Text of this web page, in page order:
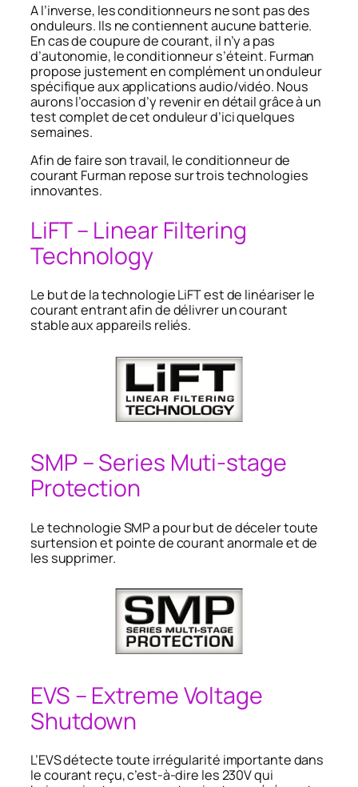
A l’inverse, les conditionneurs ne sont pas des
onduleurs. Ils ne contiennent aucune batterie.
En cas de coupure de courant, il n’y a pas
d’autonomie, le conditionneur s’éteint. Furman
propose justement en complément un onduleur
spécifique aux applications audio/vidéo. Nous
aurons l’occasion d’y revenir en détail grâce à un
test complet de cet onduleur d’ici quelques
semaines.
Afin de faire son travail, le conditionneur de
courant Furman repose sur trois technologies
innovantes.
LiFT – Linear Filtering
Technology
Le but de la technologie LiFT est de linéariser le
courant entrant afin de délivrer un courant
stable aux appareils reliés.
SMP – Series Muti-stage
Protection
Le technologie SMP a pour but de déceler toute
surtension et pointe de courant anormale et de
les supprimer.
EVS – Extreme Voltage
Shutdown
L’EVS détecte toute irrégularité importante dans
le courant reçu, c’est-à-dire les 230V qui